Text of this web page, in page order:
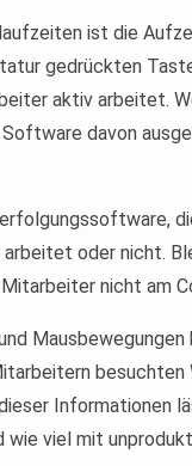
ist die
gedrückten
aktiv arbeitet.
davon
oder nicht.
nicht am
besuchten
Informationen
viel mit